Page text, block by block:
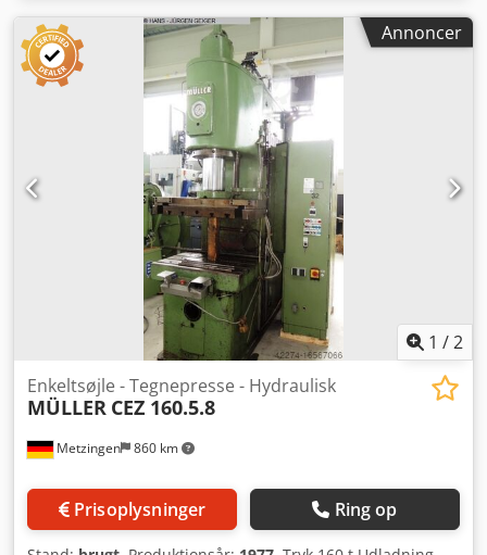
Annoncer
1 /2
Metzingen 860 km
Enkeltsøjle - Tegnepresse - Hydraulisk
MÜLLER CEZ 160.5.8
Prisoplysninger Ring op